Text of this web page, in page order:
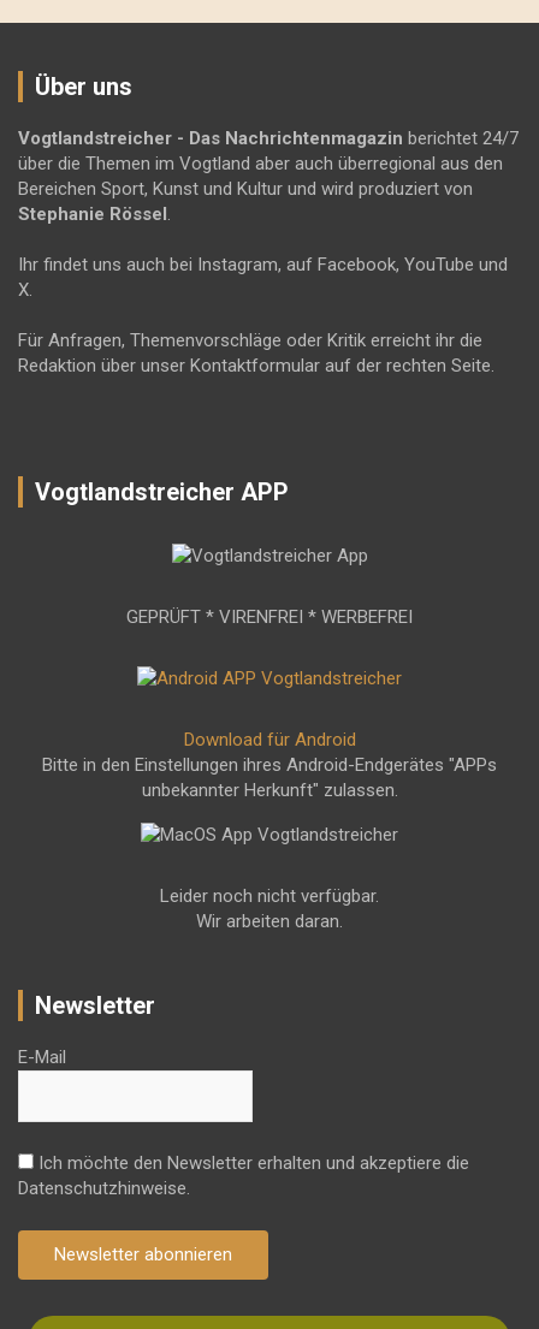
Über uns
Vogtlandstreicher - Das Nachrichtenmagazin berichtet 24/7
über die Themen im Vogtland aber auch überregional aus den
Bereichen Sport, Kunst und Kultur und wird produziert von
Stephanie Rössel .
Ihr findet uns auch bei Instagram, auf Facebook, YouTube und
X.
Für Anfragen, Themenvorschläge oder Kritik erreicht ihr die
Redaktion über unser Kontaktformular auf der rechten Seite.
Vogtlandstreicher APP
GEPRÜFT * VIRENFREI * WERBEFREI
Download für Android
Bitte in den Einstellungen ihres Android-Endgerätes "APPs
unbekannter Herkunft" zulassen.
Leider noch nicht verfügbar.
Wir arbeiten daran.
Newsletter
E-Mail
Ich möchte den Newsletter erhalten und akzeptiere die
Datenschutzhinweise.
Newsletter abonnieren